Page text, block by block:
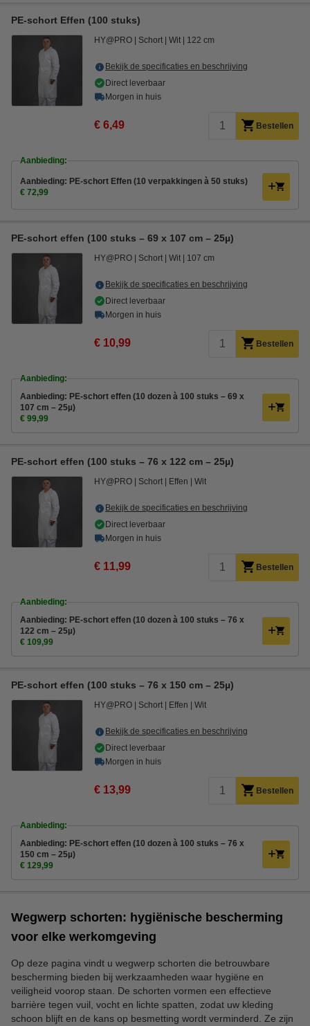
PE-schort Effen (100 stuks)
HY@PRO Schort Wit 122 cm
Bekijk de specificaties en beschrijving
Direct leverbaar
Morgen in huis
€ 6,49 Bestellen
Aanbieding:
Aanbieding: PE-schort Effen (10 verpakkingen à 50 stuks)
€ 72,99
PE-schort effen (100 stuks – 69 x 107 cm – 25µ)
HY@PRO Schort Wit 107 cm
Bekijk de specificaties en beschrijving
Direct leverbaar
Morgen in huis
€ 10,99 Bestellen
Aanbieding:
Aanbieding: PE-schort effen (10 dozen à 100 stuks – 69 x
107 cm – 25µ)
€ 99,99
PE-schort effen (100 stuks – 76 x 122 cm – 25µ)
HY@PRO Schort Effen Wit
Bekijk de specificaties en beschrijving
Direct leverbaar
Morgen in huis
€ 11,99 Bestellen
Aanbieding:
Aanbieding: PE-schort effen (10 dozen à 100 stuks – 76 x
122 cm – 25µ)
€ 109,99
PE-schort effen (100 stuks – 76 x 150 cm – 25µ)
HY@PRO Schort Effen Wit
Bekijk de specificaties en beschrijving
Direct leverbaar
Morgen in huis
€ 13,99 Bestellen
Aanbieding:
Aanbieding: PE-schort effen (10 dozen à 100 stuks – 76 x
150 cm – 25µ)
€ 129,99
Wegwerp schorten: hygiënische bescherming
voor elke werkomgeving
Op deze pagina vindt u wegwerp schorten die betrouwbare
bescherming bieden bij werkzaamheden waar hygiëne en
veiligheid voorop staan. De schorten vormen een effectieve
barrière tegen vuil, vocht en lichte spatten, zodat uw kleding
schoon blijft en de kans op besmetting wordt verminderd. Ze zijn